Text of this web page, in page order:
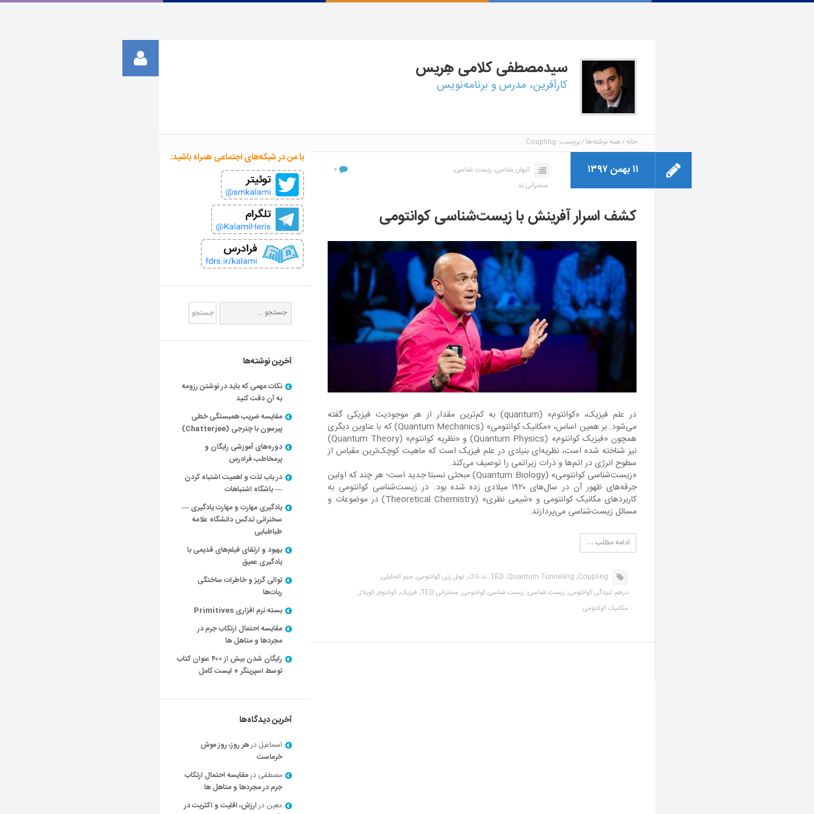
سیدمصطفیکلامی هِریس
کارآفرین، مدرس و برنامه‌نویس
خانه همه نوشته‌ها برچسب: Coupling
۱۱ بهمن ۱۳۹۷ کیهان شناسی, زیست شناسی,
سخنرانی تِد
۰
کشف اسرار آفرینش با زیست‌شناسی کوانتومی
در علم فیزیک، «کوانتوم» (quantum) به کم‌ترین مقدار از هر موجودیت فیزیکی گفته
می‌شود. بر همین اساس، «مکانیک کوانتومی» (Quantum Mechanics) که با عناوین دیگری
همچون «فیزیک کوانتوم» (Quantum Physics) و «نظریه کوانتوم» (Quantum Theory)
نیز شناخته شده است، نظریه‌ای بنیادی در علم فیزیک است که ماهیت کوچک‌ترین مقیاس از
سطوح انرژی در اتم‌ها و ذرات زیراتمی را توصیف می‌کند.
«زیست‌شناسی کوانتومی» (Quantum Biology) مبحثی نسبتا جدید است؛ هر چند که اولین
جرقه‌های ظهور آن در سال‌های ۱۹۲۰ میلادی زده شده بود. در زیست‌شناسی کوانتومی به
کاربردهای مکانیک کوانتومی و «شیمی نظری» (Theoretical Chemistry) در موضوعات و
مسائل زیست‌شناسی می‌پردازند.
ادامه مطلب …
Coupling,
Quantum Tunneling,
TED, تد تاک,تونل زنی کوانتومی,جیم الخلیلی,
درهم تنیدگی کوانتومی, زیست شناسی, زیست شناسی کوانتومی, سخنرانی TED, فیزیک,کوانتوم,کوپلاژ,
مکانیک کوانتومی
با من در شبکه‌های اجتماعی همراه باشید:
آخرین نوشته‌ها
نکات مهمی که باید در نوشتن رزومه
به آن دقت کنید
مقایسه ضریب همبستگی خطی
پیرسون با چترجی (Chatterjee)
دوره‌های آموزشی رایگان و
پرمخاطب فرادرس
در باب لذت و اهمیت اشتباه کردن
— باشگاه اشتباهات
یادگیری مهارت و مهارت یادگیری —
سخنرانی تدکس دانشگاه علامه
طباطبایی
بهبود و ارتقای فیلم‌های قدیمی با
یادگیری عمیق
توالی گریز و خاطرات ساختگی
ربات‌ها
بسته نرم افزاری Primitives
مقایسه احتمال ارتکاب جرم در
مجردها و متاهل ها
رایگان شدن بیش از ۴۰۰ عنوان کتاب
توسط اسپرینگر + لیست کامل
آخرین دیدگاه‌ها
اسماعیل درهر روز، روز موش
خرماست
مصطفی درمقایسه احتمال ارتکاب
جرم در مجردها و متاهل ها
معین درارزش، اقلیت و اکثریت در